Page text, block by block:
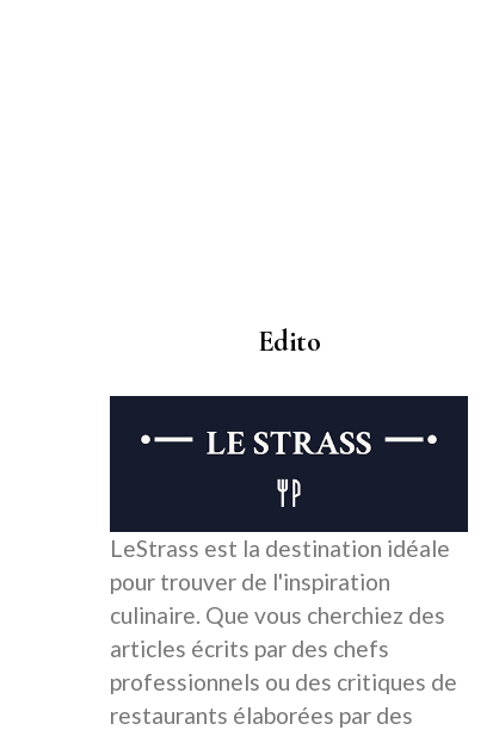
Edito
LeStrass est la destination idéale
pour trouver de l'inspiration
culinaire. Que vous cherchiez des
articles écrits par des chefs
professionnels ou des critiques de
restaurants élaborées par des